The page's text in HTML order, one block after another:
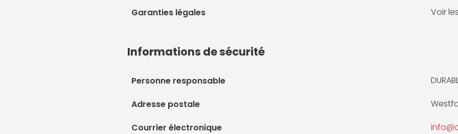
Garanties légales Voir
Informations de sécurité
Personne responsable
Adresse postale
Courrier électronique